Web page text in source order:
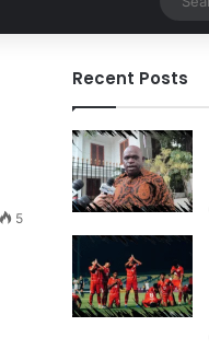
5
Recent Posts